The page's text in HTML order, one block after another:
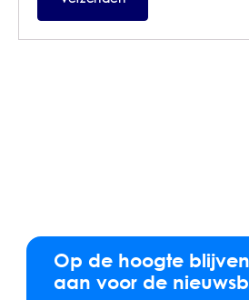
Op de hoogte
aan voor de